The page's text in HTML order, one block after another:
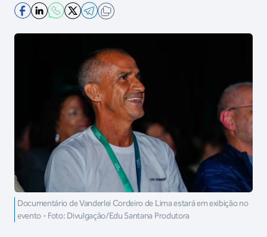
Documentário de Vanderlei Cordeiro de Lima estará em exibição no
evento - Foto: Divulgação/Edu Santana Produtora